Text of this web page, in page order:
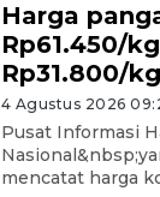
Harga
Rp61.450/
Rp31.800/kg
4 Agustus 2026
Pusat Informasi
mencatat harga